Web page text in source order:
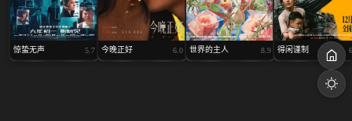
惊蛰无声 5.7 今晚正好 6.0 世界的主人 8.9 得闲谨制